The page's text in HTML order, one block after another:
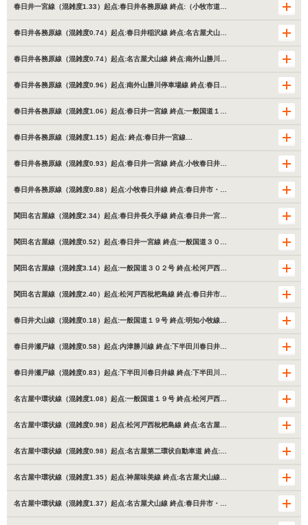
春日井一宮線（混雑度1.33）起点:春日井各務原線 終点:（小牧市道…
春日井各務原線（混雑度0.74）起点:春日井稲沢線 終点:名古屋犬山…
春日井各務原線（混雑度0.74）起点:名古屋犬山線 終点:南外山勝川…
春日井各務原線（混雑度0.96）起点:南外山勝川停車場線 終点:春日…
春日井各務原線（混雑度1.06）起点:春日井一宮線 終点:一般国道１…
春日井各務原線（混雑度1.15）起点: 終点:春日井一宮線…
春日井各務原線（混雑度0.93）起点:春日井一宮線 終点:小牧春日井…
春日井各務原線（混雑度0.88）起点:小牧春日井線 終点:春日井市・…
関田名古屋線（混雑度2.34）起点:春日井長久手線 終点:春日井一宮…
関田名古屋線（混雑度0.52）起点:春日井一宮線 終点:一般国道３０…
関田名古屋線（混雑度3.14）起点:一般国道３０２号 終点:松河戸西…
関田名古屋線（混雑度2.40）起点:松河戸西枇杷島線 終点:春日井市…
春日井犬山線（混雑度0.18）起点:一般国道１９号 終点:明知小牧線…
春日井瀬戸線（混雑度0.58）起点:内津勝川線 終点:下半田川春日井…
春日井瀬戸線（混雑度0.83）起点:下半田川春日井線 終点:下半田川…
名古屋中環状線（混雑度1.08）起点:一般国道１９号 終点:松河戸西…
名古屋中環状線（混雑度0.98）起点:松河戸西枇杷島線 終点:名古屋…
名古屋中環状線（混雑度0.98）起点:名古屋第二環状自動車道 終点:…
名古屋中環状線（混雑度1.35）起点:神屋味美線 終点:名古屋犬山線…
名古屋中環状線（混雑度1.37）起点:名古屋犬山線 終点:春日井市・…